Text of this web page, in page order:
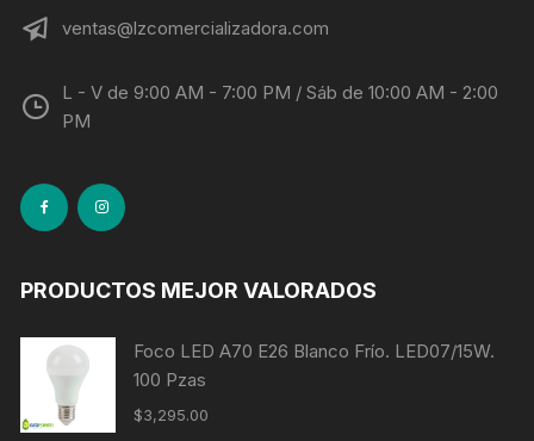
ventas@lzcomercializadora.com
L - V de 9:00 AM - 7:00 PM / Sáb de 10:00 AM - 2:00
PM
PRODUCTOS MEJOR VALORADOS
Foco LED A70 E26 Blanco Frío. LED07/15W.
100 Pzas
$3,295.00